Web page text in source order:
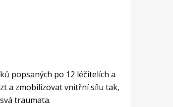
popsaných po 12 léčitelích a
a zmobilizovat vnitřní sílu tak,
traumata.